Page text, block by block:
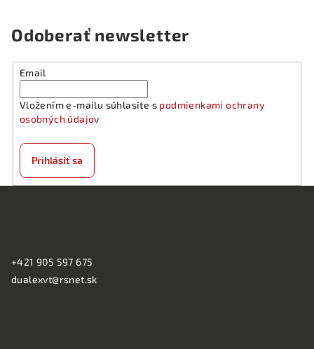
á
d
a
e
y
Odoberať newsletter
Email
Vložením e-mailu súhlasíte s podmienkami ochrany
osobných údajov
Prihlásiť sa
+421 905 597 675
dualexvt@rsnet.sk